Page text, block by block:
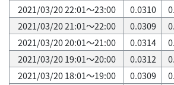
2021/03/20 22:01～23:00
0.0310
2021/03/20 21:01～22:00
0.0309
2021/03/20 20:01～21:00
0.0314
2021/03/20 19:01～20:00
0.0312
2021/03/20 18:01～19:00
0.0309